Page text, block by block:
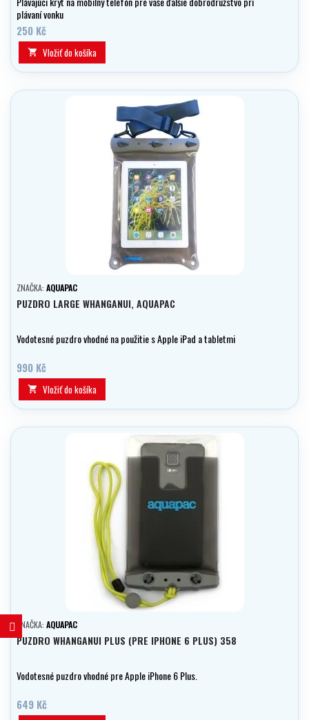
plávaní vonku
250 Kč
 Vložiť do košíka
ZNAČKA: AQUAPAC
PUZDRO LARGE WHANGANUI, AQUAPAC
Vodotesné puzdro vhodné na použitie s Apple iPad a tabletmi
990 Kč
 Vložiť do košíka
ZNAČKA: AQUAPAC
PUZDRO WHANGANUI PLUS (PRE IPHONE 6 PLUS) 358
Vodotesné puzdro vhodné pre Apple iPhone 6 Plus.
649 Kč